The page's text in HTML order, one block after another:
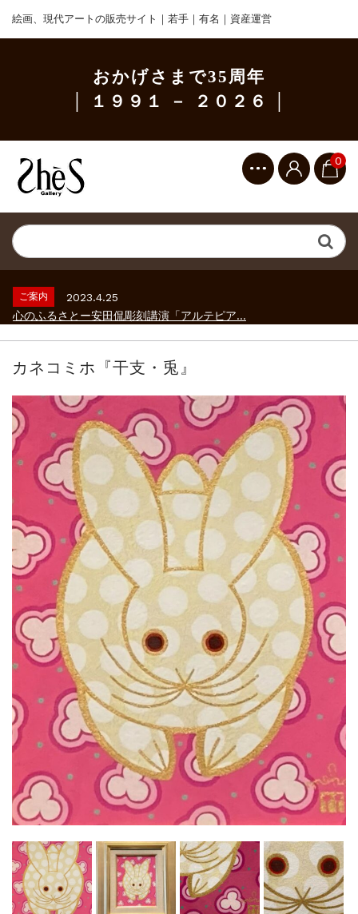
絵画、現代アートの販売サイト｜若手｜有名｜資産運営
おかげさまで35周年
│ １９９１ － ２０２６ │
0
ギャラリーシーズ「秋の美術散歩 京都・大...
ご案内
2026.2.17
ご案内
2023.4.25
心のふるさとー安田侃彫刻講演「アルテピア...
ご案内
2026.2.17
ご案内
2023.4.25
心のふるさとー安田侃彫刻講演「アルテピア...
ご案内
2023.2.25
ギャラリーシーズ「秋の美術散歩 京都・大...
カネコミホ『干支・兎』